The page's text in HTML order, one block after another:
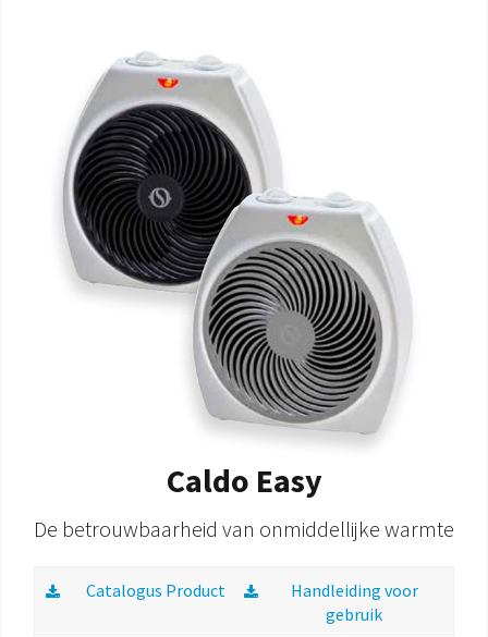
Caldo Easy
De betrouwbaarheid van onmiddellijke warmte
Catalogus Product
Handleiding voor
gebruik